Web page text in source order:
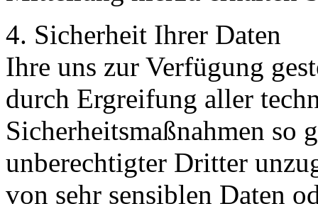
4. Sicherheit Ihrer Daten
Ihre uns zur Verfügung
durch Ergreifung aller
Sicherheitsmaßnahmen so
unberechtigter Dritter
von sehr sensiblen Daten